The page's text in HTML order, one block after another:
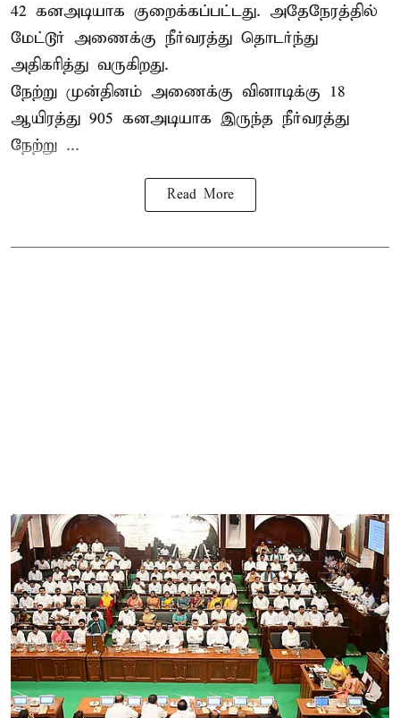
42 கனஅடியாக குறைக்கப்பட்டது. அதேநேரத்தில்
மேட்டூர் அணைக்கு நீர்வரத்து தொடர்ந்து
அதிகரித்து வருகிறது.
நேற்று முன்தினம் அணைக்கு வினாடிக்கு 18
ஆயிரத்து 905 கனஅடியாக இருந்த நீர்வரத்து
நேற்று ...
Read More